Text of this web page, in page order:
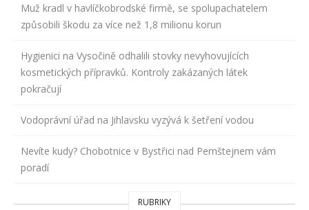
Muž kradl v havlíčkobrodské firmě, se spolupachatelem
způsobili škodu za více než 1,8 milionu korun
Hygienici na Vysočině odhalili stovky nevyhovujících
kosmetických přípravků. Kontroly zakázaných látek
pokračují
Vodoprávní úřad na Jihlavsku vyzývá k šetření vodou
Nevíte kudy? Chobotnice v Bystřici nad Pernštejnem vám
poradí
RUBRIKY